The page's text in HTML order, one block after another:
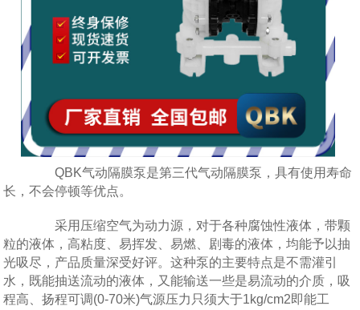
QBK气动隔膜泵是第三代气动隔膜泵，具有使用寿命
长，不会停顿等优点。
采用压缩空气为动力源，对于各种腐蚀性液体，带颗
粒的液体，高粘度、易挥发、易燃、剧毒的液体，均能予以抽
光吸尽，产品质量深受好评。这种泵的主要特点是不需灌引
水，既能抽送流动的液体，又能输送一些是易流动的介质，吸
程高、扬程可调(0-70米)气源压力只须大于1kg/cm2即能工